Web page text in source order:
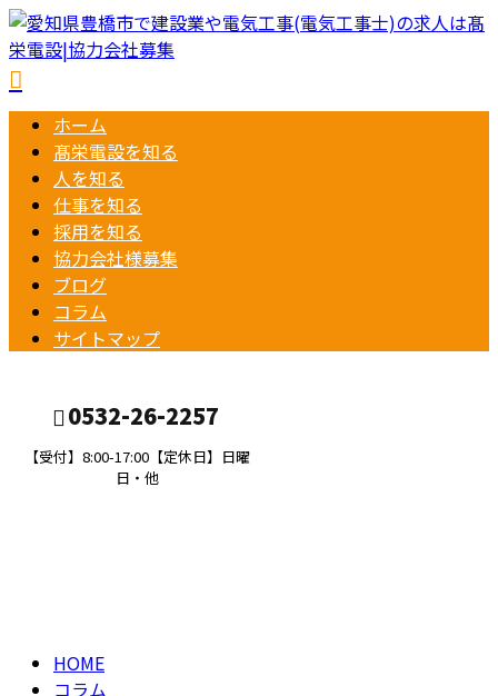
ホーム
髙栄電設を知る
人を知る
仕事を知る
採用を知る
協力会社様募集
ブログ
コラム
サイトマップ
0532-26-2257
【受付】8:00-17:00【定休日】日曜
日・他
HOME
コラム